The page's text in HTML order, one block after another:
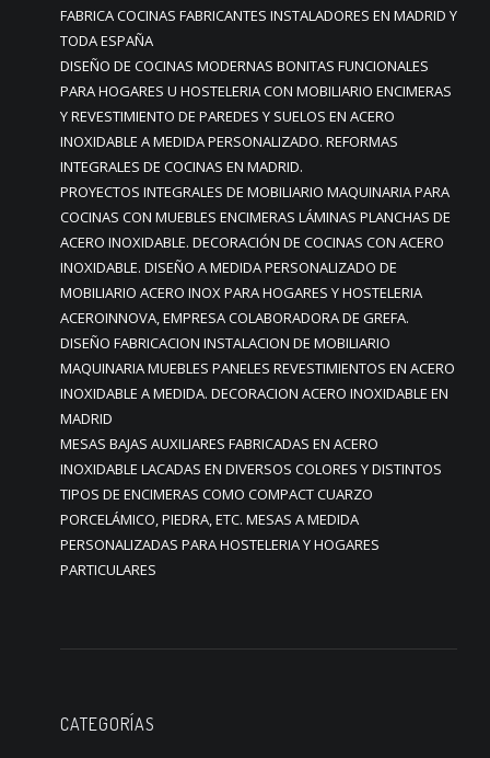
FABRICA COCINAS FABRICANTES INSTALADORES EN MADRID Y
TODA ESPAÑA
DISEÑO DE COCINAS MODERNAS BONITAS FUNCIONALES
PARA HOGARES U HOSTELERIA CON MOBILIARIO ENCIMERAS
Y REVESTIMIENTO DE PAREDES Y SUELOS EN ACERO
INOXIDABLE A MEDIDA PERSONALIZADO. REFORMAS
INTEGRALES DE COCINAS EN MADRID.
PROYECTOS INTEGRALES DE MOBILIARIO MAQUINARIA PARA
COCINAS CON MUEBLES ENCIMERAS LÁMINAS PLANCHAS DE
ACERO INOXIDABLE. DECORACIÓN DE COCINAS CON ACERO
INOXIDABLE. DISEÑO A MEDIDA PERSONALIZADO DE
MOBILIARIO ACERO INOX PARA HOGARES Y HOSTELERIA
ACEROINNOVA, EMPRESA COLABORADORA DE GREFA.
DISEÑO FABRICACION INSTALACION DE MOBILIARIO
MAQUINARIA MUEBLES PANELES REVESTIMIENTOS EN ACERO
INOXIDABLE A MEDIDA. DECORACION ACERO INOXIDABLE EN
MADRID
MESAS BAJAS AUXILIARES FABRICADAS EN ACERO
INOXIDABLE LACADAS EN DIVERSOS COLORES Y DISTINTOS
TIPOS DE ENCIMERAS COMO COMPACT CUARZO
PORCELÁMICO, PIEDRA, ETC. MESAS A MEDIDA
PERSONALIZADAS PARA HOSTELERIA Y HOGARES
PARTICULARES
CATEGORÍAS